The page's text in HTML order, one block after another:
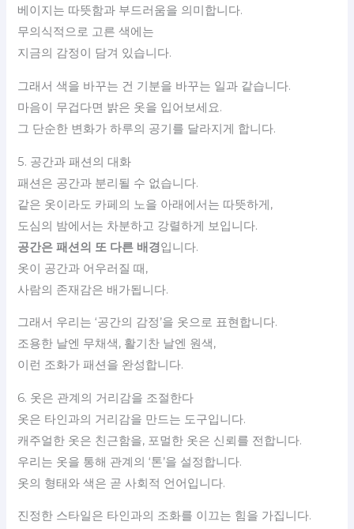
베이지는 따뜻함과 부드러움을 의미합니다.
무의식적으로 고른 색에는
지금의 감정이 담겨 있습니다.
그래서 색을 바꾸는 건 기분을 바꾸는 일과 같습니다.
마음이 무겁다면 밝은 옷을 입어보세요.
그 단순한 변화가 하루의 공기를 달라지게 합니다.
5. 공간과 패션의 대화
패션은 공간과 분리될 수 없습니다.
같은 옷이라도 카페의 노을 아래에서는 따뜻하게,
도심의 밤에서는 차분하고 강렬하게 보입니다.
공간은 패션의 또 다른 배경입니다.
옷이 공간과 어우러질 때,
사람의 존재감은 배가됩니다.
그래서 우리는 ‘공간의 감정’을 옷으로 표현합니다.
조용한 날엔 무채색, 활기찬 날엔 원색,
이런 조화가 패션을 완성합니다.
6. 옷은 관계의 거리감을 조절한다
옷은 타인과의 거리감을 만드는 도구입니다.
캐주얼한 옷은 친근함을, 포멀한 옷은 신뢰를 전합니다.
우리는 옷을 통해 관계의 ‘톤’을 설정합니다.
옷의 형태와 색은 곧 사회적 언어입니다.
진정한 스타일은 타인과의 조화를 이끄는 힘을 가집니다.